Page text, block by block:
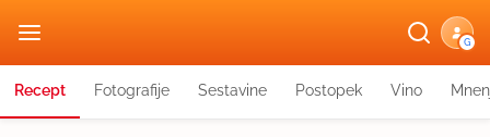
G
Recept Fotografije Sestavine Postopek Vino